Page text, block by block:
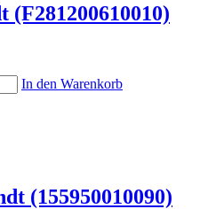
(F281200610010)
In den Warenkorb
(155950010090)